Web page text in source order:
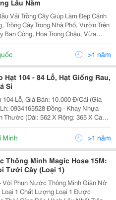
Lâu Năm
Trồng Cây Trong Nhà Phố, Vườn Trên
Ban Công, Hoa Trong Chậu, Vừa
Trồng Cây Mỏng,
Hơn Vải Địa Được Sử Dụn
>1 năm
Hạt 104 - 84 Lỗ, Hạt Giống Rau,
Sỉ
Lỗ, Giá Bán: 10.000 Đ/Cái (Gía
Thước (Dài: 562 X Rộng: 365 X Cao:
Để Sở Hữu Nhiều Khay N
Minh >1 năm
Thông Minh Magic Hose 15M:
Tưới Cây (Loại 1)
Vòi Phun Nước Thông Minh Giãn Nở
Loại 1 Được